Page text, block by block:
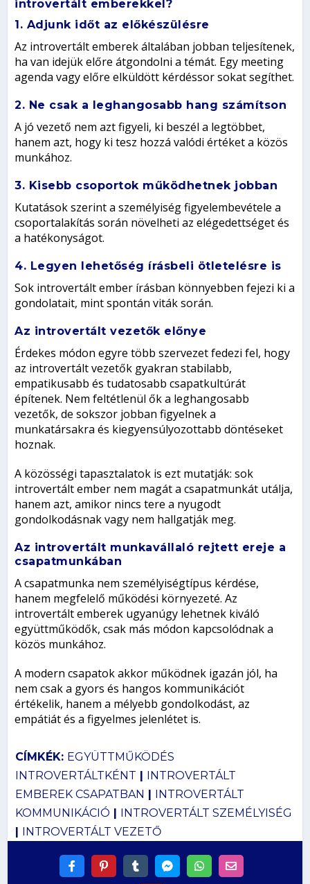
introvertált emberekkel?
1. Adjunk időt az előkészülésre
Az introvertált emberek általában jobban teljesítenek,
ha van idejük előre átgondolni a témát. Egy meeting
agenda vagy előre elküldött kérdéssor sokat segíthet.
2. Ne csak a leghangosabb hang számítson
A jó vezető nem azt figyeli, ki beszél a legtöbbet,
hanem azt, hogy ki tesz hozzá valódi értéket a közös
munkához.
3. Kisebb csoportok működhetnek jobban
Kutatások szerint a személyiség figyelembevétele a
csoportalakítás során növelheti az elégedettséget és
a hatékonyságot.
4. Legyen lehetőség írásbeli ötletelésre is
Sok introvertált ember írásban könnyebben fejezi ki a
gondolatait, mint spontán viták során.
Az introvertált vezetők előnye
Érdekes módon egyre több szervezet fedezi fel, hogy
az introvertált vezetők gyakran stabilabb,
empatikusabb és tudatosabb csapatkultúrát
építenek. Nem feltétlenül ők a leghangosabb
vezetők, de sokszor jobban figyelnek a
munkatársakra és kiegyensúlyozottabb döntéseket
hoznak.
A közösségi tapasztalatok is ezt mutatják: sok
introvertált ember nem magát a csapatmunkát utálja,
hanem azt, amikor nincs tere a nyugodt
gondolkodásnak vagy nem hallgatják meg.
Az introvertált munkavállaló rejtett ereje a
csapatmunkában
A csapatmunka nem személyiségtípus kérdése,
hanem megfelelő működési környezeté. Az
introvertált emberek ugyanúgy lehetnek kiváló
együttműködők, csak más módon kapcsolódnak a
közös munkához.
A modern csapatok akkor működnek igazán jól, ha
nem csak a gyors és hangos kommunikációt
értékelik, hanem a mélyebb gondolkodást, az
empátiát és a figyelmes jelenlétet is.
CÍMKÉK: EGYÜTTMŰKÖDÉS
INTROVERTÁLTKÉNT | INTROVERTÁLT
EMBEREK CSAPATBAN | INTROVERTÁLT
KOMMUNIKÁCIÓ | INTROVERTÁLT SZEMÉLYISÉG
| INTROVERTÁLT VEZETŐ